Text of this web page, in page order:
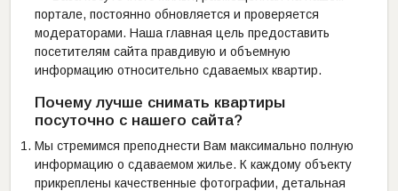
портале, постоянно обновляется и проверяется
модераторами. Наша главная цель предоставить
посетителям сайта правдивую и объемную
информацию относительно сдаваемых квартир.
Почему лучше снимать квартиры
посуточно с нашего сайта?
Мы стремимся преподнести Вам максимально полную
информацию о сдаваемом жилье. К каждому объекту
прикреплены качественные фотографии, детальная